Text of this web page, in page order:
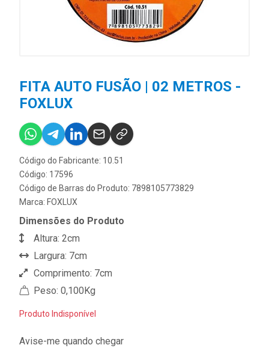
FITA AUTO FUSÃO | 02 METROS -
FOXLUX
Código do Fabricante: 10.51
Código: 17596
Código de Barras do Produto: 7898105773829
Marca: FOXLUX
Dimensões do Produto
Altura: 2cm
Largura: 7cm
Comprimento: 7cm
Peso: 0,100Kg
Produto Indisponível
Avise-me quando chegar